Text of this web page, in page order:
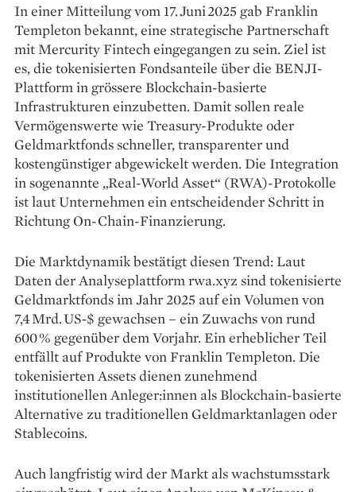
In einer Mitteilung vom 17. Juni 2025 gab Franklin
Templeton bekannt, eine strategische Partnerschaft
mit Mercurity Fintech eingegangen zu sein. Ziel ist
es, die tokenisierten Fondsanteile über die BENJI-
Plattform in grössere Blockchain-basierte
Infrastrukturen einzubetten. Damit sollen reale
Vermögenswerte wie Treasury-Produkte oder
Geldmarktfonds schneller, transparenter und
kostengünstiger abgewickelt werden. Die Integration
in sogenannte „Real-World Asset“ (RWA)-Protokolle
ist laut Unternehmen ein entscheidender Schritt in
Richtung On-Chain-Finanzierung.
Die Marktdynamik bestätigt diesen Trend: Laut
Daten der Analyseplattform rwa.xyz sind tokenisierte
Geldmarktfonds im Jahr 2025 auf ein Volumen von
7,4 Mrd. US‑$ gewachsen – ein Zuwachs von rund
600 % gegenüber dem Vorjahr. Ein erheblicher Teil
entfällt auf Produkte von Franklin Templeton. Die
tokenisierten Assets dienen zunehmend
institutionellen Anleger:innen als Blockchain-basierte
Alternative zu traditionellen Geldmarktanlagen oder
Stablecoins.
Auch langfristig wird der Markt als wachstumsstark